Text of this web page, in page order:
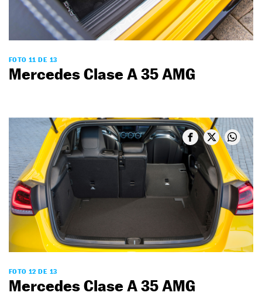
FOTO 11 DE 13
Mercedes Clase A 35 AMG
FOTO 12 DE 13
Mercedes Clase A 35 AMG